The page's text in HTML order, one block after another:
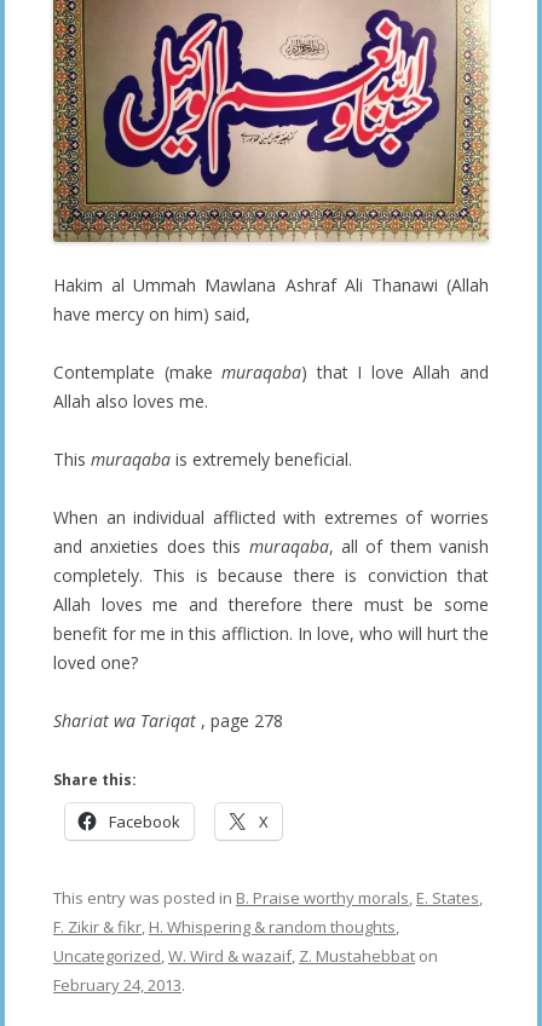
Hakim al Ummah Mawlana Ashraf Ali Thanawi (Allah
have mercy on him) said,
Contemplate (makemuraqaba) that I love Allah and
Allah also loves me.
This muraqaba is extremely beneficial.
When an individual afflicted with extremes of worries
and anxieties does this muraqaba, all of them vanish
completely. This is because there is conviction that
Allah loves me and therefore there must be some
benefit for me in this affliction. In love, who will hurt the
loved one?
Shariat wa Tariqat , page 278
Share this:
Facebook X
This entry was posted in B. Praise worthy morals, E. States,
F. Zikir & fikr, H. Whispering & random thoughts,
Uncategorized,W. Wird & wazaif, Z. Mustahebbat on
February 24, 2013.